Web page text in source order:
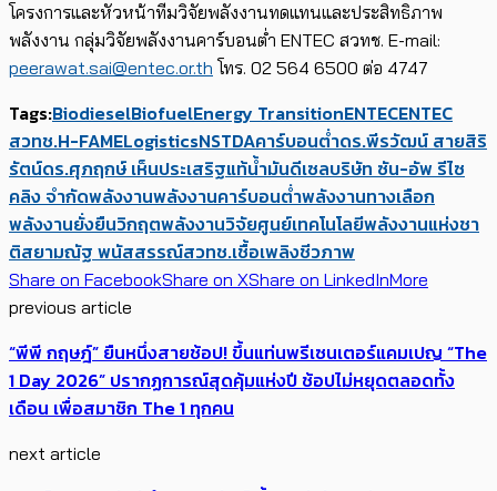
โครงการและหัวหน้าทีมวิจัยพลังงานทดแทนและประสิทธิภาพ
พลังงาน กลุ่มวิจัยพลังงานคาร์บอนต่ำ ENTEC สวทช. E-mail:
peerawat.sai@entec.or.th โทร. 02 564 6500 ต่อ 4747
Tags:BiodieselBiofuelEnergy Transition​ENTECENTEC
สวทช.H-FAMELogisticsNSTDAคาร์บอนต่ำดร.พีรวัฒน์ สายสิริ
รัตน์ดร.ศุภฤกษ์ เห็นประเสริฐแท้น้ำมันดีเซลบริษัท ซัน-อัพ รีไซ
คลิง จำกัดพลังงานพลังงานคาร์บอนต่ำพลังงานทางเลือก
พลังงานยั่งยืนวิกฤตพลังงานวิจัยศูนย์เทคโนโลยีพลังงานแห่งชา
ติสยามณัฐ พนัสสรรณ์สวทช.เชื้อเพลิงชีวภาพ
Share on FacebookShare on XShare on LinkedInMore
previous article
“พีพี กฤษฎ์” ยืนหนึ่งสายช้อป! ขึ้นแท่นพรีเซนเตอร์แคมเปญ “The
1 Day 2026” ปรากฏการณ์สุดคุ้มแห่งปี ช้อปไม่หยุดตลอดทั้ง
เดือน เพื่อสมาชิก The 1 ทุกคน
next article